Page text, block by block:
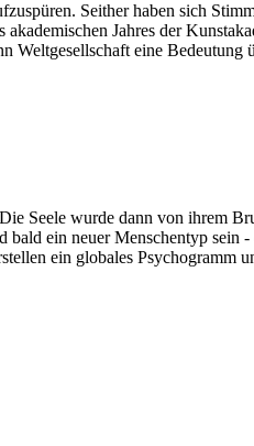
Seither haben sich
Jahres der
Weltgesellschaft eine Bedeutung
Seele wurde dann von ihrem
ein neuer Menschentyp sein
ein globales Psychogramm